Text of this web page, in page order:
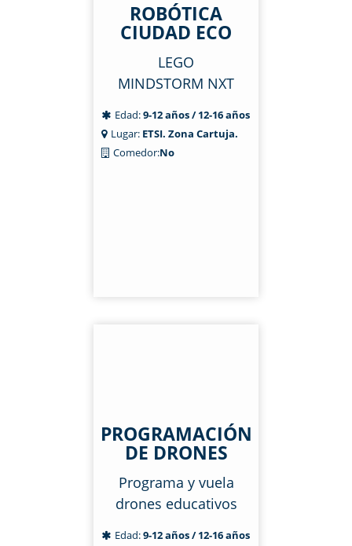
ROBÓTICA
CIUDAD ECO
LEGO
MINDSTORM NXT
Edad:9-12 años / 12-16 años
Lugar: ETSI. Zona Cartuja.
Comedor:No
PROGRAMACIÓN
DE DRONES
Programa y vuela
drones educativos
Edad:9-12 años / 12-16 años